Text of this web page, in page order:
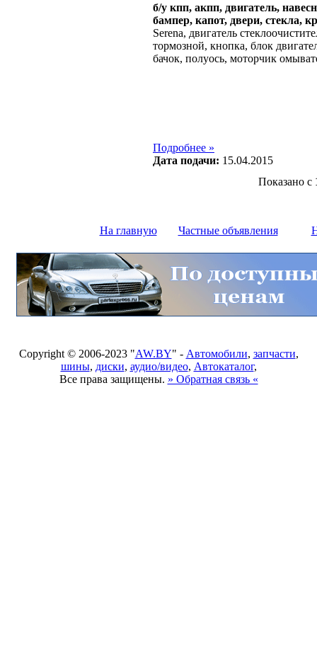
б/у кпп, акпп, двигатель,
бампер, капот, двери, стекла,
Serena, двигатель
тормозной, кнопка, блок
бачок, полуось, моторчик
Подробнее »
Дата подачи: 15.04.2015
Показано с
На главную Частные объявления
Copyright © 2006-2023 "AW.BY" - Автомобили, запчасти,
шины, диски, аудио/видео, Автокаталог,
Все права защищены. » Обратная связь «